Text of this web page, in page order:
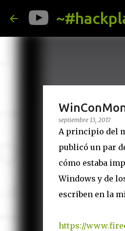
septiembre 13, 2017
A principio del
publicó un par
cómo estaba
Windows y de
escriben en la
https://